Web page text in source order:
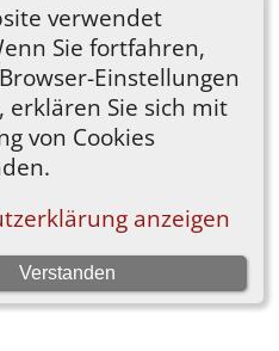
verwendet
Sie fortfahren,
Einstellungen
erklären Sie sich mit
von Cookies
anzeigen
Verstanden